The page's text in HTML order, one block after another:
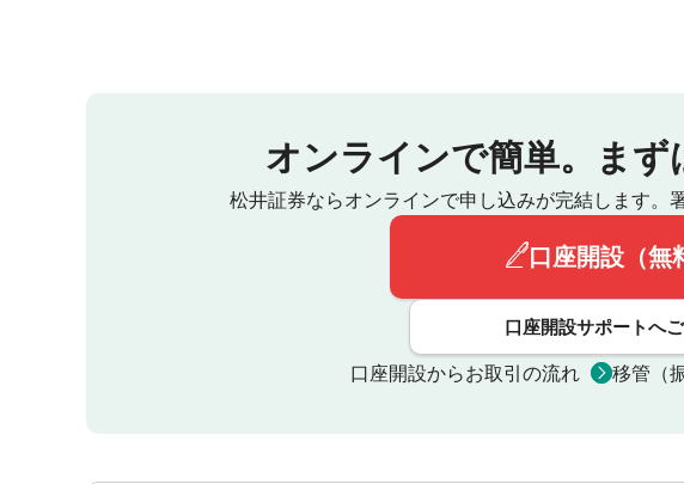
オンラインで簡単。 まず
松井証券ならオンラインで申し込みが完結します。
口座開設（無
口座開設サポートへ
口座開設からお取引の流れ 移管（